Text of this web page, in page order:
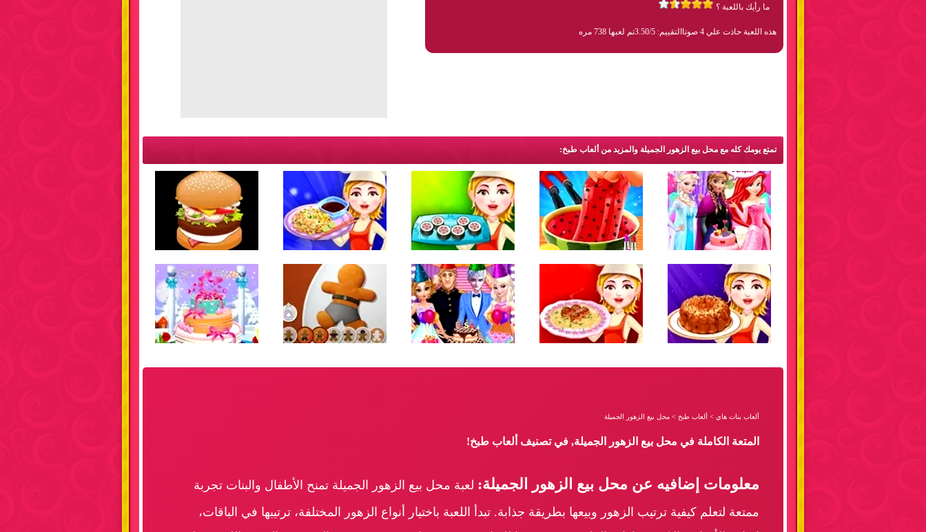
ما رأيك باللعبة ؟
هذه اللعبة حاذت علي 4 صوتا التقييم: 3.50/5 تم لعبها 738 مره
تمتع يومك كله مع محل بيع الزهور الجميلة والمزيد من ألعاب طبخ:
ألعاب بنات هاي > ألعاب طبخ > محل بيع الزهور الجميلة
المتعة الكاملة في محل بيع الزهور الجميلة, في تصنيف ألعاب طبخ!
معلومات إضافيه عن محل بيع الزهور الجميلة: لعبة محل بيع الزهور الجميلة تمنح الأطفال والبنات تجربة
ممتعة لتعلم كيفية ترتيب الزهور وبيعها بطريقة جذابة. تبدأ اللعبة باختيار أنواع الزهور المختلفة، ترتيبها في الباقات،